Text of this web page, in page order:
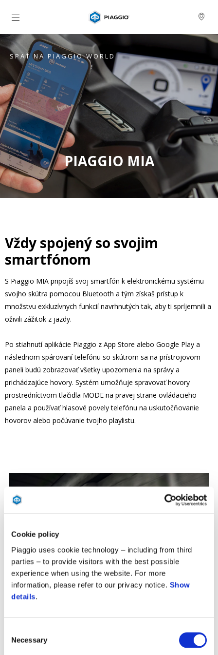
Cookie policy
Piaggio uses cookie technology – including from third
parties – to provide visitors with the best possible
experience when using the website. For more
information, please refer to our privacy notice. Show
details.
Selection
Necessary
Prejsť na hlavný obsah
SPÄŤ NA PIAGGIO WORLD
PIAGGIO MIA
Vždy spojený so svojim
smartfónom
S Piaggio MIA pripojíš svoj smartfón k elektronickému systému
svojho skútra pomocou Bluetooth a tým získaš prístup k
množstvu exkluzívnych funkcií navrhnutých tak, aby ti spríjemnili a
oživili zážitok z jazdy.
Po stiahnutí aplikácie Piaggio z App Store alebo Google Play a
následnom spárovaní telefónu so skútrom sa na prístrojovom
paneli budú zobrazovať všetky upozornenia na správy a
prichádzajúce hovory. Systém umožňuje spravovať hovory
prostredníctvom tlačidla MODE na pravej strane ovládacieho
panela a používať hlasové povely telefónu na uskutočňovanie
hovorov alebo počúvanie tvojho playlistu.